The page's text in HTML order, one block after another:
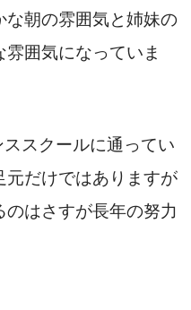
な朝の雰囲気と姉妹の
囲気になっていま
スクールに通ってい
元だけではありますが
はさすが長年の努力